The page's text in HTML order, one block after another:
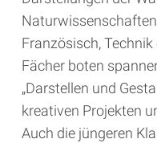
Französisch,
Fächer boten
„Darstellen und
kreativen Projekten
Auch die jüngeren